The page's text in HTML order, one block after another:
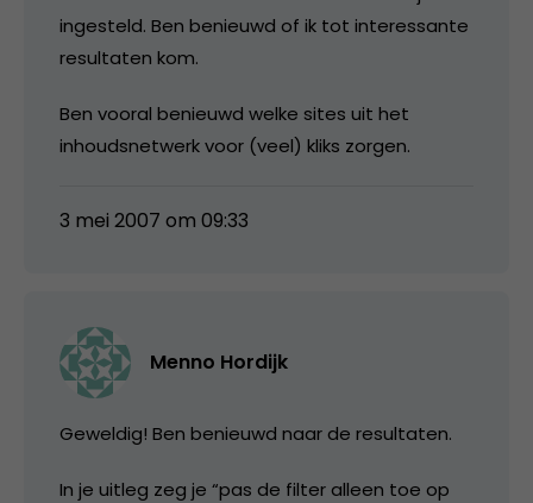
ingesteld. Ben benieuwd of ik tot interessante
resultaten kom.
Ben vooral benieuwd welke sites uit het
inhoudsnetwerk voor (veel) kliks zorgen.
3 mei 2007 om 09:33
Menno Hordijk
Geweldig! Ben benieuwd naar de resultaten.
In je uitleg zeg je “pas de filter alleen toe op